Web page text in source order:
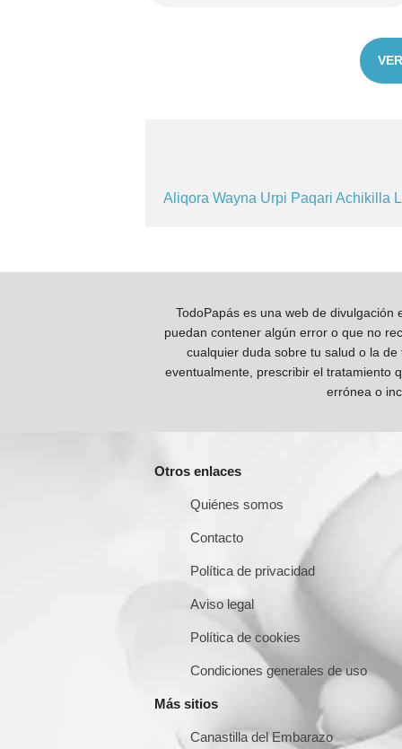
Aliqora Wayna Urpi Paqari Achikilla
TodoPapás es una web de
puedan contener algún error o que no
cualquier duda sobre tu salud o la
eventualmente, prescribir el tratamiento
errónea o
Otros enlaces
Quiénes somos
Contacto
Política de privacidad
Aviso legal
Política de cookies
Condiciones generales de uso
Más sitios
Canastilla del Embarazo